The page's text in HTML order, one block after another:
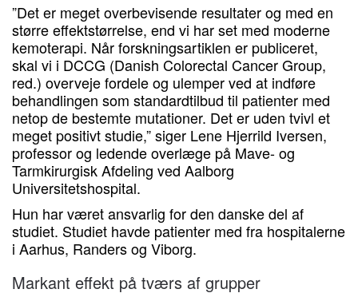
”Det er meget overbevisende resultater og med en
større effektstørrelse, end vi har set med moderne
kemoterapi. Når forskningsartiklen er publiceret,
skal vi i DCCG (Danish Colorectal Cancer Group,
red.) overveje fordele og ulemper ved at indføre
behandlingen som standardtilbud til patienter med
netop de bestemte mutationer. Det er uden tvivl et
meget positivt studie,” siger Lene Hjerrild Iversen,
professor og ledende overlæge på Mave- og
Tarmkirurgisk Afdeling ved Aalborg
Universitetshospital.
Hun har været ansvarlig for den danske del af
studiet. Studiet havde patienter med fra hospitalerne
i Aarhus, Randers og Viborg.
Markant effekt på tværs af grupper